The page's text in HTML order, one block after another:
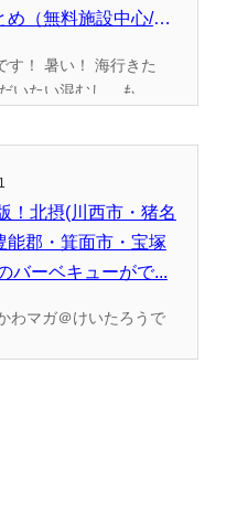
め（無料施設中心/
す！ 暑い！ 海行きた
いたい混むし、も...
！北摂(川西市・猪名
能郡・箕面市・宝塚
バーベキューがで...
わマガ＠けいたろうで